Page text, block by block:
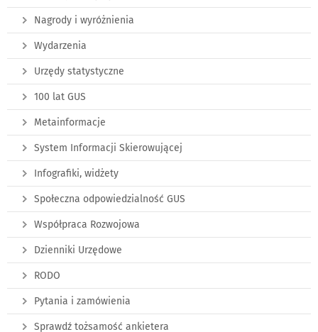
Nagrody i wyróżnienia
Wydarzenia
Urzędy statystyczne
100 lat GUS
Metainformacje
System Informacji Skierowującej
Infografiki, widżety
Społeczna odpowiedzialność GUS
Współpraca Rozwojowa
Dzienniki Urzędowe
RODO
Pytania i zamówienia
Sprawdź tożsamość ankietera